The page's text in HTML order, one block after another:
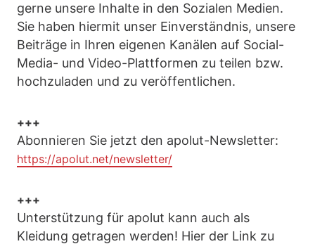
gerne unsere Inhalte in den Sozialen Medien.
Sie haben hiermit unser Einverständnis, unsere
Beiträge in Ihren eigenen Kanälen auf Social-
Media- und Video-Plattformen zu teilen bzw.
hochzuladen und zu veröffentlichen.
+++
Abonnieren Sie jetzt den apolut-Newsletter:
https://apolut.net/newsletter/
+++
Unterstützung für apolut kann auch als
Kleidung getragen werden! Hier der Link zu